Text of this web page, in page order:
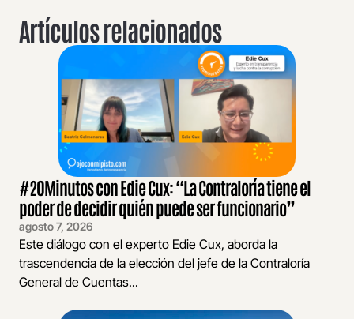
Artículos relacionados
#20Minutos con Edie Cux: “La Contraloría tiene el
poder de decidir quién puede ser funcionario”
agosto 7, 2026
Este diálogo con el experto Edie Cux, aborda la
trascendencia de la elección del jefe de la Contraloría
General de Cuentas...